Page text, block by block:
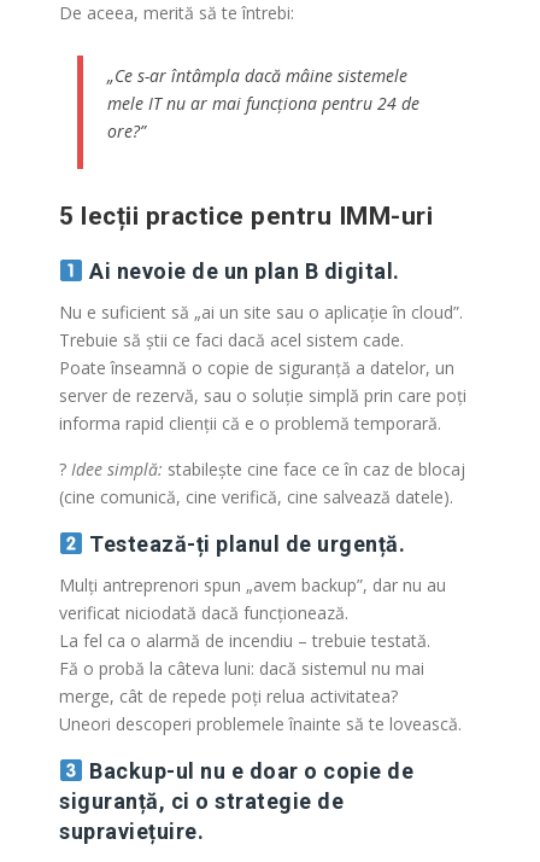
De aceea, merită să te întrebi:
„Ce s-ar întâmpla dacă mâine sistemele
mele IT nu ar mai funcționa pentru 24 de
ore?”
5 lecții practice pentru IMM-uri
Ai nevoie de un plan B digital.
Nu e suficient să „ai un site sau o aplicație în cloud”.
Trebuie să știi ce faci dacă acel sistem cade.
Poate înseamnă o copie de siguranță a datelor, un
server de rezervă, sau o soluție simplă prin care poți
informa rapid clienții că e o problemă temporară.
? Idee simplă: stabilește cine face ce în caz de blocaj
(cine comunică, cine verifică, cine salvează datele).
Testează-ți planul de urgență.
Mulți antreprenori spun „avem backup”, dar nu au
verificat niciodată dacă funcționează.
La fel ca o alarmă de incendiu – trebuie testată.
Fă o probă la câteva luni: dacă sistemul nu mai
merge, cât de repede poți relua activitatea?
Uneori descoperi problemele înainte să te lovească.
Backup-ul nu e doar o copie de
siguranță, ci o strategie de
supraviețuire.